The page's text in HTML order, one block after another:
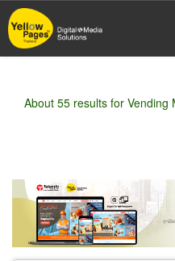
Skip
to
main
About 55 results for Vending
Wholesale Retail
Exporter/Importer